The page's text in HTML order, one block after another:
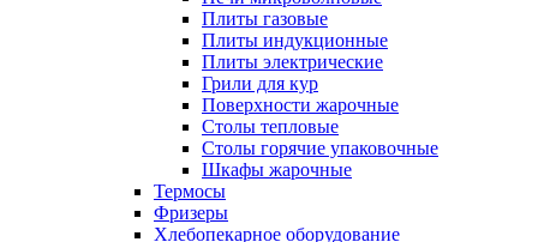
Плиты газовые
Плиты индукционные
Плиты электрические
Грили для кур
Поверхности жарочные
Столы тепловые
Столы горячие упаковочные
Шкафы жарочные
Термосы
Фризеры
Хлебопекарное оборудование